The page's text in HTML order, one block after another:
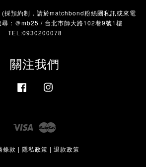
採預約制，請於matchbond粉絲團私訊或來電
：＠mb25 / 台北市師大路102巷9號1樓
TEL:0930200078
關注我們
Facebook
Visa
條款 | 隱私政策 | 退款政策